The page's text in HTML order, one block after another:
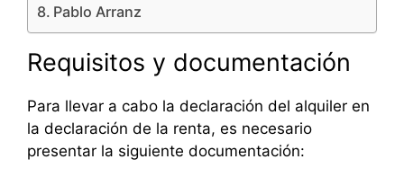
Pablo Arranz
Requisitos y documentación
Para llevar a cabo la declaración del alquiler en
la declaración de la renta, es necesario
presentar la siguiente documentación: